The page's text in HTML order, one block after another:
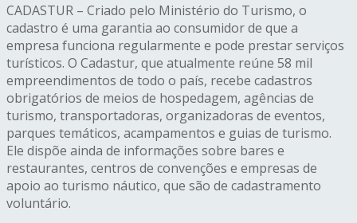
CADASTUR – Criado pelo Ministério do Turismo, o
cadastro é uma garantia ao consumidor de que a
empresa funciona regularmente e pode prestar serviços
turísticos. O Cadastur, que atualmente reúne 58 mil
empreendimentos de todo o país, recebe cadastros
obrigatórios de meios de hospedagem, agências de
turismo, transportadoras, organizadoras de eventos,
parques temáticos, acampamentos e guias de turismo.
Ele dispõe ainda de informações sobre bares e
restaurantes, centros de convenções e empresas de
apoio ao turismo náutico, que são de cadastramento
voluntário.